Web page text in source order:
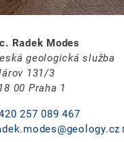
Radek Modes
geologická služba
131/3
00 Praha 1
257 089 467